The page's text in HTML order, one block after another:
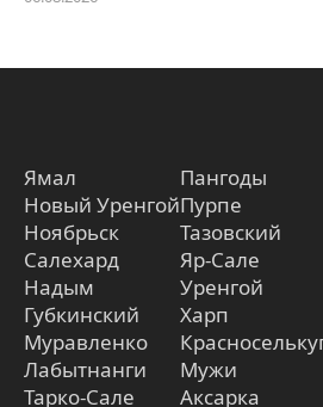
Ямал
Новый Уренгой
Ноябрьск
Салехард
Надым
Губкинский
Муравленко
Лабытнанги
Тарко-Сале
Пангоды
Пурпе
Тазовский
Яр-Сале
Уренгой
Харп
Мужи
Аксарка